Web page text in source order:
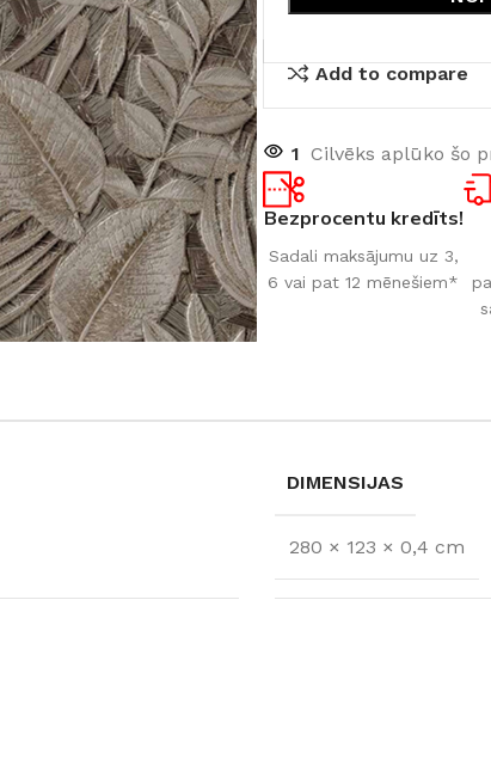
Add to compare
1 Cilvēks aplūko šo
Bezprocentu kredīts!
Sadali maksājumu uz 3,
6 vai pat 12 mēnešiem*
DIMENSIJAS
280 × 123 × 0,4 cm